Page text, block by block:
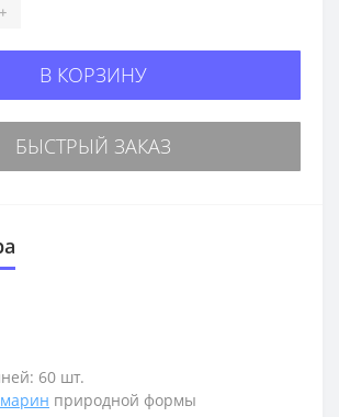
+
В КОРЗИНУ
БЫСТРЫЙ ЗАКАЗ
60 шт.
природной формы